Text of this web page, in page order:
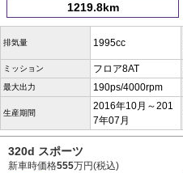
1219.8km
排気量 1995cc
ミッション フロア8AT
最大出力 190ps/4000rpm
生産期間
2016年10月～201
7年07月
320d スポーツ
新車時価格555万円(税込)